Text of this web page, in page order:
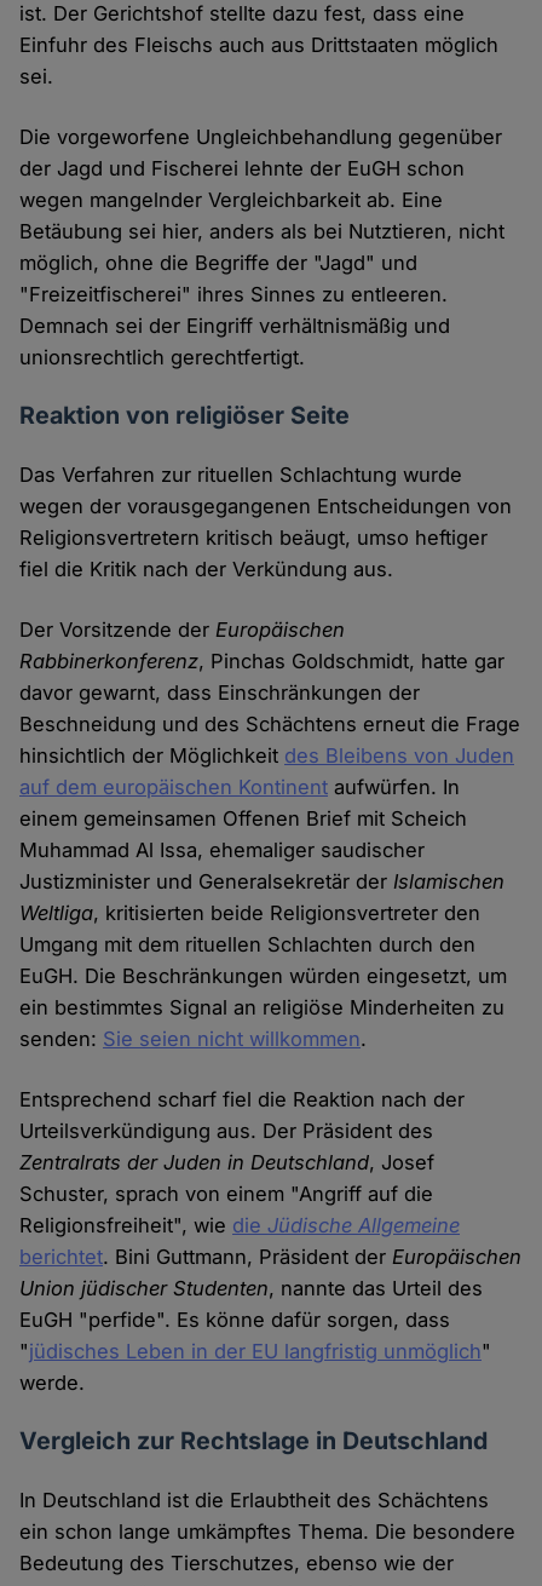
ist. Der Gerichtshof stellte dazu fest, dass eine
Einfuhr des Fleischs auch aus Drittstaaten möglich
sei.
Die vorgeworfene Ungleichbehandlung gegenüber
der Jagd und Fischerei lehnte der EuGH schon
wegen mangelnder Vergleichbarkeit ab. Eine
Betäubung sei hier, anders als bei Nutztieren, nicht
möglich, ohne die Begriffe der "Jagd" und
"Freizeitfischerei" ihres Sinnes zu entleeren.
Demnach sei der Eingriff verhältnismäßig und
unionsrechtlich gerechtfertigt.
Reaktion von religiöser Seite
Das Verfahren zur rituellen Schlachtung wurde
wegen der vorausgegangenen Entscheidungen von
Religionsvertretern kritisch beäugt, umso heftiger
fiel die Kritik nach der Verkündung aus.
Der Vorsitzende derEuropäischen
Rabbinerkonferenz, Pinchas Goldschmidt, hatte gar
davor gewarnt, dass Einschränkungen der
Beschneidung und des Schächtens erneut die Frage
hinsichtlich der Möglichkeit des Bleibens von Juden
auf dem europäischen Kontinent aufwürfen. In
einem gemeinsamen Offenen Brief mit Scheich
Muhammad Al Issa, ehemaliger saudischer
Justizminister und Generalsekretär derIslamischen
Weltliga, kritisierten beide Religionsvertreter den
Umgang mit dem rituellen Schlachten durch den
EuGH. Die Beschränkungen würden eingesetzt, um
ein bestimmtes Signal an religiöse Minderheiten zu
senden: Sie seien nicht willkommen.
Entsprechend scharf fiel die Reaktion nach der
Urteilsverkündigung aus. Der Präsident des
Zentralrats der Juden in Deutschland, Josef
Schuster, sprach von einem "Angriff auf die
Religionsfreiheit", wie dieJüdische Allgemeine
berichtet. Bini Guttmann, Präsident derEuropäischen
Union jüdischer Studenten, nannte das Urteil des
EuGH "perfide". Es könne dafür sorgen, dass
"jüdisches Leben in der EU langfristig unmöglich"
werde.
Vergleich zur Rechtslage in Deutschland
In Deutschland ist die Erlaubtheit des Schächtens
ein schon lange umkämpftes Thema. Die besondere
Bedeutung des Tierschutzes, ebenso wie der